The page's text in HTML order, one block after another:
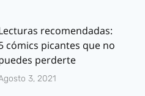
recomendadas:
cómics picantes que no
perderte
3, 2021